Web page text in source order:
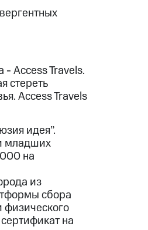
Access Travels.
стереть
Access Travels
идея”.
младших
на
из
сбора
физического
на